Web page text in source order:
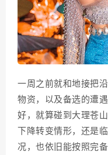
一周之前就和地接把
物资，以及备选的遭
好，就算碰到大理苍
下降转变情形，还是
况，也依旧能按照完